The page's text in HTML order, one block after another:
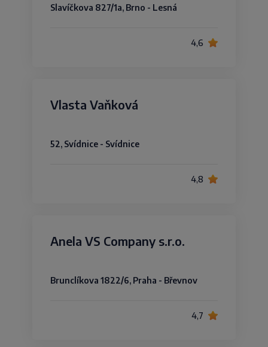
Slavíčkova 827/1a, Brno - Lesná
4,6
Vlasta Vaňková
52, Svídnice - Svídnice
4,8
Anela VS Company s.r.o.
Brunclíkova 1822/6, Praha - Břevnov
4,7